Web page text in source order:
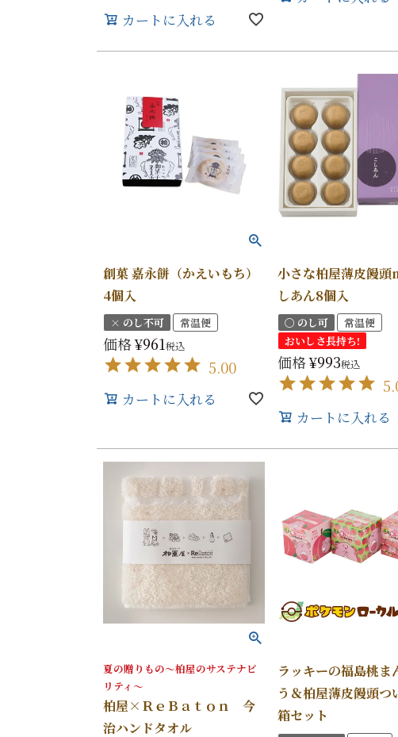
カートに入れる
創菓 嘉永餅（かえいもち）
4個入
× のし不可 常温便
価格¥961税込
5.00
カートに入れる
小さな柏屋薄皮饅
しあん8個入
〇 のし可
常温便
おいしさ長持ち!
価格¥993税込
カートに入れる
夏の贈りもの～柏屋のサステナビ
リティ～
柏屋×ＲｅＢａｔｏｎ 今
治ハンドタオル
ラッキーの福島桃ま
う＆柏屋薄皮饅頭つ
箱セット